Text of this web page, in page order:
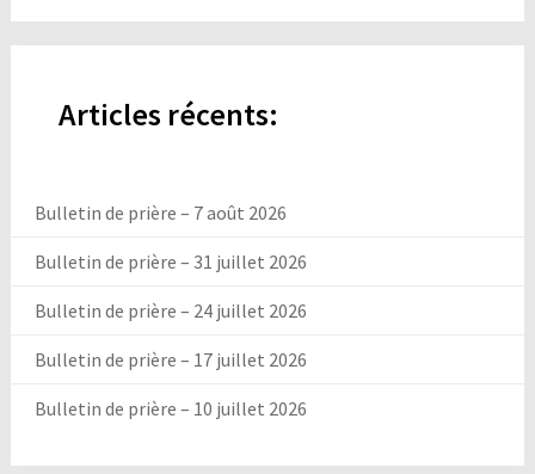
Articles récents:
Bulletin de prière – 7 août 2026
Bulletin de prière – 31 juillet 2026
Bulletin de prière – 24 juillet 2026
Bulletin de prière – 17 juillet 2026
Bulletin de prière – 10 juillet 2026